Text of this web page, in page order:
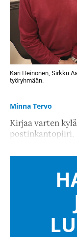
Kari Heinonen, Sirkku
työryhmään.
Minna Tervo
Kirjaa varten
postinkantopiiri.